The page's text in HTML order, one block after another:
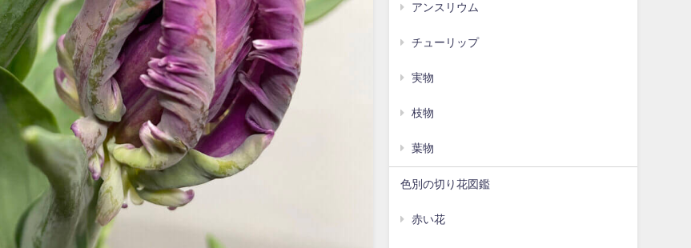
アンスリウム
チューリップ
実物
枝物
葉物
色別の切り花図鑑
赤い花